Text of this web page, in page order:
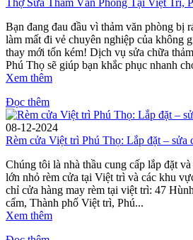
Thợ Sửa Thảm Văn Phòng Tại Việt Trì,
Bạn đang đau đầu vì thảm văn phòng bị
làm mất đi vẻ chuyên nghiệp của không
thay mới tốn kém! Dịch vụ sửa chữa
Phú Thọ sẽ giúp bạn khắc phục nhanh
Xem thêm
Đọc thêm
08-12-2024
Rèm cửa Việt trì Phú Thọ: Lắp đặt – sửa
Chúng tôi là nhà thầu cung cấp lắp đặt
lớn nhỏ rèm cửa tại Việt trì và các khu
chỉ cửa hàng may rèm tại việt trì: 47
cẩm, Thành phố Việt trì, Phú...
Xem thêm